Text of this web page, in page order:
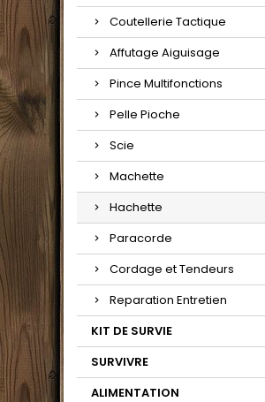
Coutellerie Tactique
Affutage Aiguisage
Pince Multifonctions
Pelle Pioche
Scie
Machette
Hachette
Paracorde
Cordage et Tendeurs
Reparation Entretien
KIT DE SURVIE
SURVIVRE
ALIMENTATION